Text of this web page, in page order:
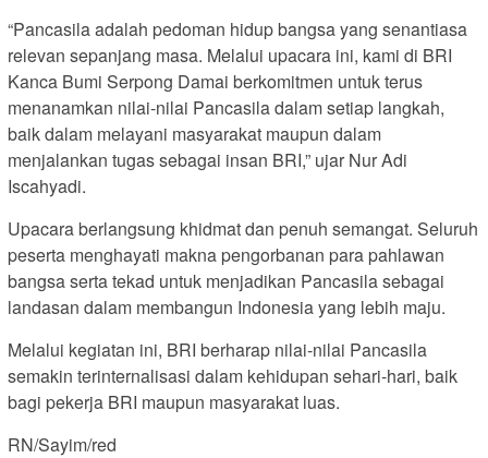
“Pancasila adalah pedoman hidup bangsa yang senantiasa
relevan sepanjang masa. Melalui upacara ini, kami di BRI
Kanca Bumi Serpong Damai berkomitmen untuk terus
menanamkan nilai-nilai Pancasila dalam setiap langkah,
baik dalam melayani masyarakat maupun dalam
menjalankan tugas sebagai insan BRI,” ujar Nur Adi
Iscahyadi.
Upacara berlangsung khidmat dan penuh semangat. Seluruh
peserta menghayati makna pengorbanan para pahlawan
bangsa serta tekad untuk menjadikan Pancasila sebagai
landasan dalam membangun Indonesia yang lebih maju.
Melalui kegiatan ini, BRI berharap nilai-nilai Pancasila
semakin terinternalisasi dalam kehidupan sehari-hari, baik
bagi pekerja BRI maupun masyarakat luas.
RN/Sayim/red